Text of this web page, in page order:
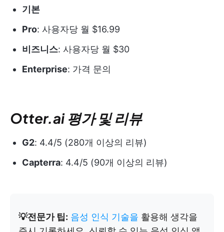
기본
Pro: 사용자당 월 $16.99
비즈니스: 사용자당 월 $30
Enterprise: 가격 문의
Otter.ai 평가 및 리뷰
G2: 4.4/5 (280개 이상의 리뷰)
Capterra: 4.4/5 (90개 이상의 리뷰)
💡전문가 팁: 음성 인식 기술을 활용해 생각을